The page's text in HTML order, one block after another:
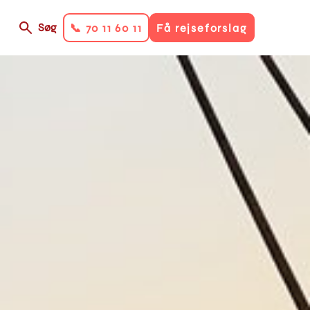
Søg 📞 70 11 60 11 Få rejseforslag